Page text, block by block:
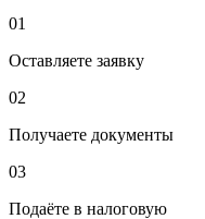
01
Оставляете заявку
02
Получаете документы
03
Подаёте в налоговую